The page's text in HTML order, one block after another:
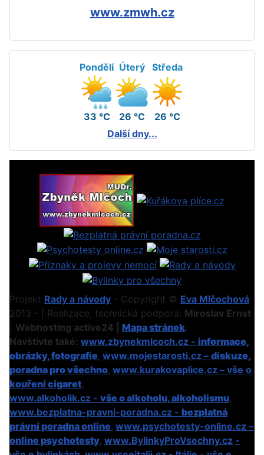
www.zmwh.cz
Pondělí
33 °C
Úterý
26 °C
Středa
26 °C
Další dny...
Projekt Rady a návody - Copyright © Eva Mlčochová
2013 - | Realizace, technická podpora: Miroslav Ernst
Webhosting active24 | Mapa stránek.
Navštivte také: www.zbynekmlcoch.cz - informace,
obrázky, fotografie, www.mojestarosti.cz – diskuze,
poradna pro všechno, www.kurakovaplice.cz – vše o
kouření cigaret,
www.alkoholik.cz - vše o alkoholu, alkoholismu,
www.bezplatna-pravni-poradna.cz - bezplatná
právní poradna online, www.psychotesty-online.cz –
online psychotesty, www.BylinkyProVsechny.cz -